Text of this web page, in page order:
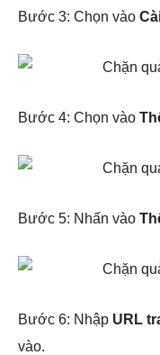
Bước 3: Chọn vào
Bước 4: Chọn vào
Bước 5: Nhấn vào
Bước 6: Nhập URL
vào.